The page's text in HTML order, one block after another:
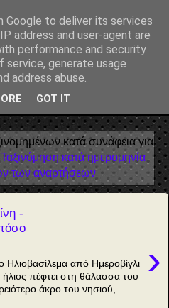
• Τέχνες • Θεολογία •
τη μνήμη, τον άνθρωπο και το
κατά συνάφεια για
Ταξινόμηση κατά ημερομηνία
των αναρτήσεων
-
›
Ηλιοβασίλεμα από Ημεροβίγλι
πέφτει στη θάλασσα του
άκρο του νησιού,
Google to deliver its services
address and user-agent are
performance and security
generate usage
address abuse.
GOT IT